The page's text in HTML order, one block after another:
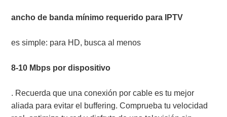
ancho de banda mínimo requerido para IPTV
es simple: para HD, busca al menos
8-10 Mbps por dispositivo
. Recuerda que una conexión por cable es tu mejor
aliada para evitar el buffering. Comprueba tu velocidad